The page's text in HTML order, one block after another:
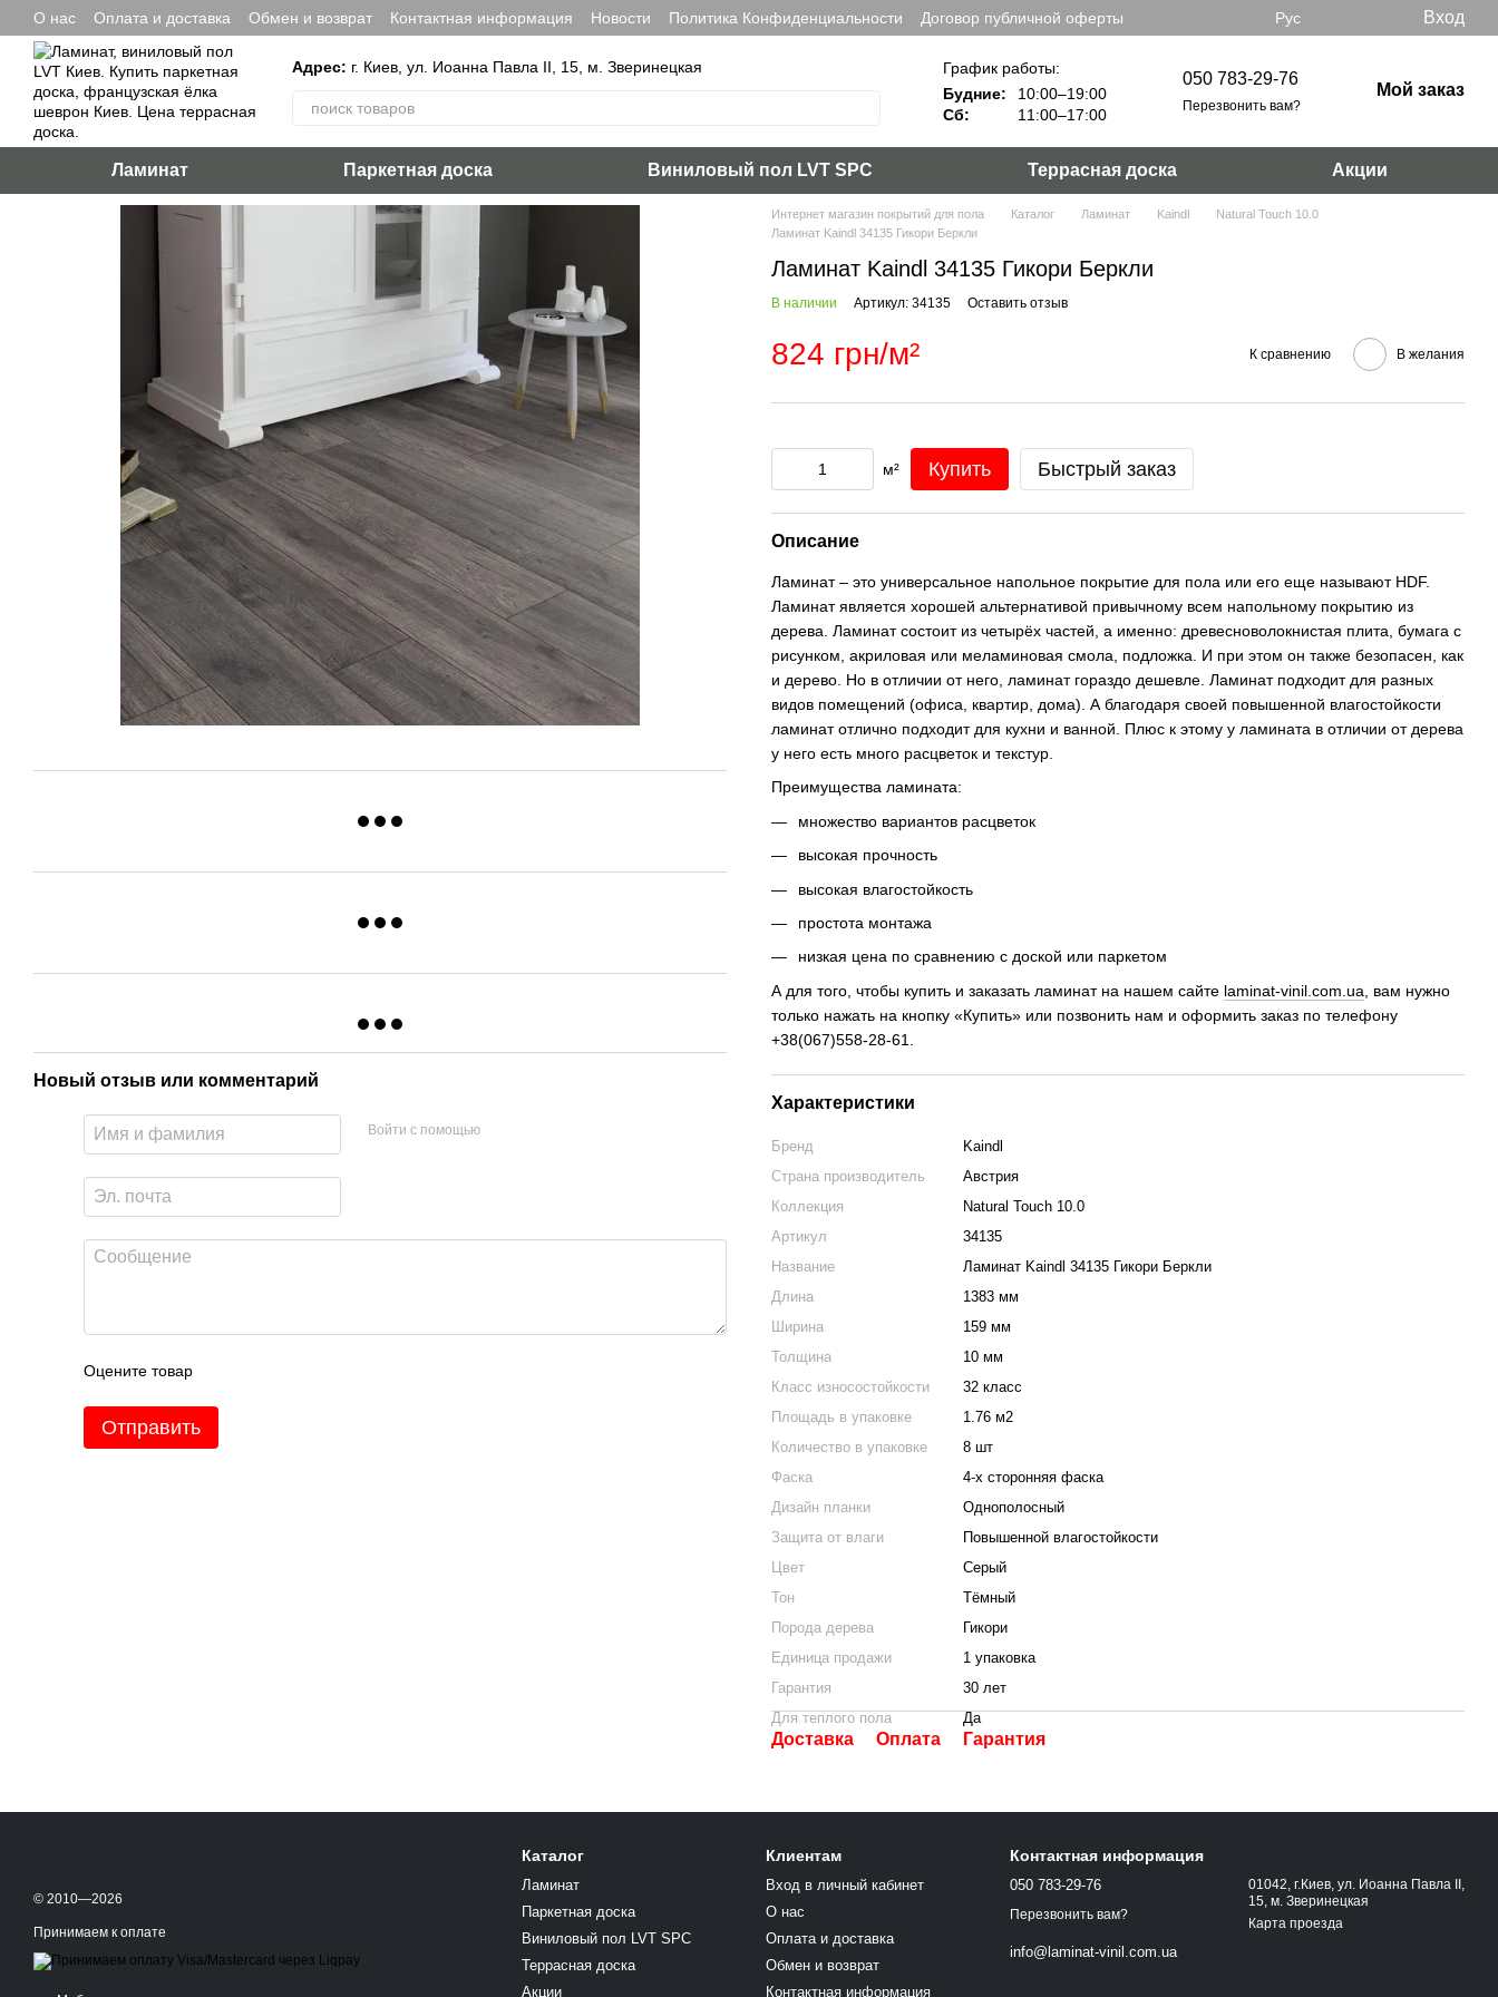
Перейти к основному контенту
О нас Оплата и доставка Обмен и возврат Контактная информация Новости Политика Конфиденциальности Договор публичной оферты Рус Вход
Адрес: г. Киев, ул. Иоанна Павла ІІ, 15, м. Зверинецкая
График работы:
Будние:
10:00–19:00
Сб:
11:00–17:00
050 783-29-76
Перезвонить вам?
Мой заказ
Ламинат Паркетная доска Виниловый пол LVT SPC Террасная доска Акции
Новый отзыв или комментарий
Войти с помощью
Оцените товар
Отправить
Интернет магазин покрытий для пола Каталог Ламинат Kaindl
Natural Touch 10.0
Ламинат Kaindl 34135 Гикори Беркли
Ламинат Kaindl 34135 Гикори Беркли
В наличии Артикул: 34135 Оставить отзыв
824 грн/м² К сравнению В желания
м² Купить Быстрый заказ
Описание
Ламинат – это универсальное напольное покрытие для пола или его еще называют HDF.
Ламинат является хорошей альтернативой привычному всем напольному покрытию из
дерева. Ламинат состоит из четырёх частей, а именно: древесноволокнистая плита, бумага с
рисунком, акриловая или меламиновая смола, подложка. И при этом он также безопасен, как
и дерево. Но в отличии от него, ламинат гораздо дешевле. Ламинат подходит для разных
видов помещений (офиса, квартир, дома). А благодаря своей повышенной влагостойкости
ламинат отлично подходит для кухни и ванной. Плюс к этому у ламината в отличии от дерева
у него есть много расцветок и текстур.
Преимущества ламината:
множество вариантов расцветок
высокая прочность
высокая влагостойкость
простота монтажа
низкая цена по сравнению с доской или паркетом
А для того, чтобы купить и заказать ламинат на нашем сайте laminat-vinil.com.ua , вам нужно
только нажать на кнопку «Купить» или позвонить нам и оформить заказ по телефону
+38(067)558-28-61.
Характеристики
Бренд
Kaindl
Страна производитель
Австрия
Коллекция
Natural Touch 10.0
Артикул
34135
Название
Ламинат Kaindl 34135 Гикори Беркли
Длина
1383 мм
Ширина
159 мм
Толщина
10 мм
Класс износостойкости
32 класс
Площадь в упаковке
1.76 м2
Количество в упаковке
8 шт
Фаска
4-х сторонняя фаска
Дизайн планки
Однополосный
Защита от влаги
Повышенной влагостойкости
Цвет
Серый
Тон
Тёмный
Порода дерева
Гикори
Единица продажи
1 упаковка
Гарантия
30 лет
Для теплого пола
Да
Доставка Оплата Гарантия
© 2010—2026
Принимаем к оплате
Каталог
Ламинат
Паркетная доска
Виниловый пол LVT SPC
Террасная доска
Акции
Клиентам
Вход в личный кабинет
О нас
Оплата и доставка
Обмен и возврат
Контактная информация
Контактная информация
050 783-29-76
Перезвонить вам?
info@laminat-vinil.com.ua
01042, г.Киев, ул. Иоанна Павла ІІ,
15, м. Зверинецкая
Карта проезда